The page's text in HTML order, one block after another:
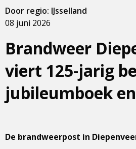
Brandweer
viert 125-jarig
jubileumboek
08 juni 2026
Door regio: IJsselland
De brandweerpost in